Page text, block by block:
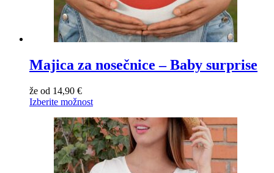
Majica za nosečnice – Baby surprise
že od 14,90 €
Izberite možnost